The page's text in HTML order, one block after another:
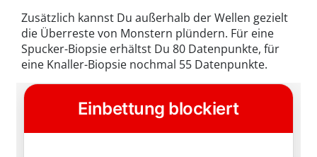
Zusätzlich kannst Du außerhalb der Wellen gezielt
die Überreste von Monstern plündern. Für eine
Spucker-Biopsie erhältst Du 80 Datenpunkte, für
eine Knaller-Biopsie nochmal 55 Datenpunkte.